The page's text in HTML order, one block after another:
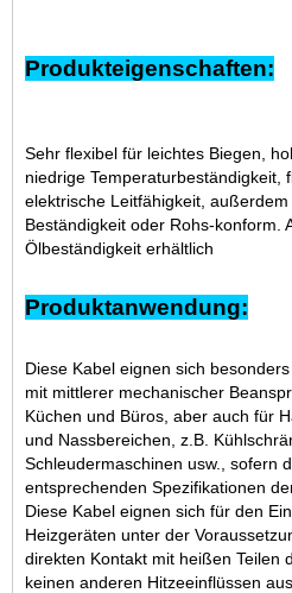
Produkteigenschaften:
Sehr flexibel für leichtes Biegen,
niedrige Temperaturbeständigkeit,
elektrische Leitfähigkeit,
Beständigkeit oder Rohs-konform.
Ölbeständigkeit erhältlich
Produktanwendung:
Diese Kabel eignen sich
mit mittlerer mechanischer
Küchen und Büros, aber auch für
und Nassbereichen, z.B.
Schleudermaschinen usw., sofern
entsprechenden Spezifikationen
Diese Kabel eignen sich für den
Heizgeräten unter der
direkten Kontakt mit heißen Teilen
keinen anderen Hitzeeinflüssen